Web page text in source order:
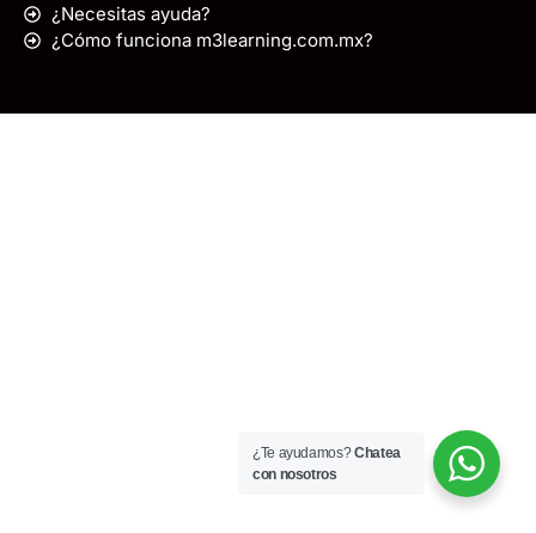
¿Necesitas ayuda?
¿Cómo funciona m3learning.com.mx?
¿Te ayudamos?Chatea
con nosotros